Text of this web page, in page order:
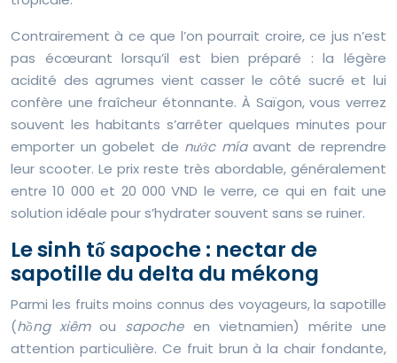
Contrairement à ce que l’on pourrait croire, ce jus n’est
pas écœurant lorsqu’il est bien préparé : la légère
acidité des agrumes vient casser le côté sucré et lui
confère une fraîcheur étonnante. À Saïgon, vous verrez
souvent les habitants s’arrêter quelques minutes pour
emporter un gobelet de nước míaavant de reprendre
leur scooter. Le prix reste très abordable, généralement
entre 10 000 et 20 000 VND le verre, ce qui en fait une
solution idéale pour s’hydrater souvent sans se ruiner.
Le sinh tố sapoche : nectar de
sapotille du delta du mékong
Parmi les fruits moins connus des voyageurs, la sapotille
(hồng xiêmou sapocheen vietnamien) mérite une
attention particulière. Ce fruit brun à la chair fondante,